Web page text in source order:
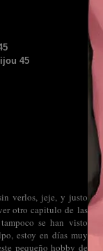
45
verlos, jeje, y justo
otro capitulo de las
se han visto
estoy en días muy
pequeño hobby de